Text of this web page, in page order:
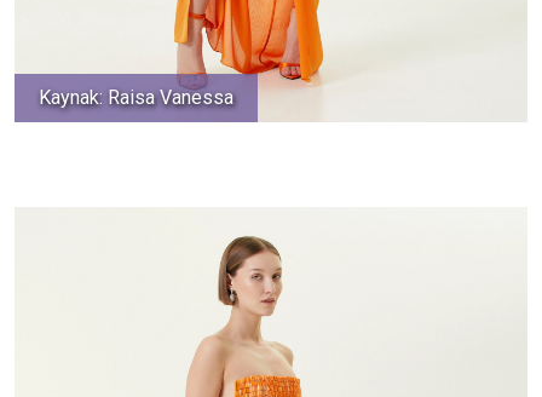
Kaynak: Raisa Vanessa